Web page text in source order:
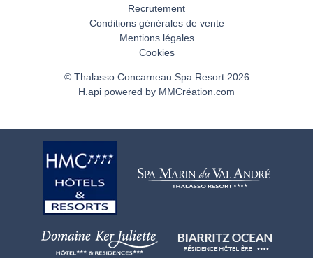
Recrutement
Conditions générales de vente
Mentions légales
Cookies
© Thalasso Concarneau Spa Resort 2026
H.api powered by MMCréation.com